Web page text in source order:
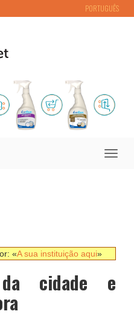
PORTUGUÊS
Toggle
«A sua instituição aqui»
da cidade e